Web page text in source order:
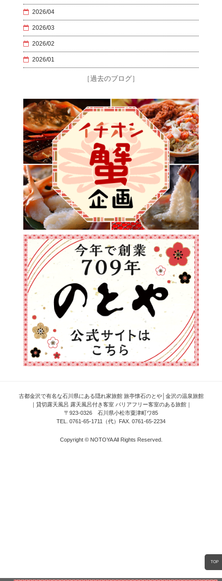
2026/04
2026/03
2026/02
2026/01
［過去のブログ］
TOP
古都金沢で有名な石川県にある隠れ家旅館 旅亭懐石のとや│金沢の温泉旅館
｜貸切露天風呂 露天風呂付き客室 バリアフリー客室のある旅館｜
〒923-0326 石川県小松市粟津町ワ85
TEL. 0761-65-1711（代）FAX. 0761-65-2234
Copyright © NOTOYA All Rights Reserved.